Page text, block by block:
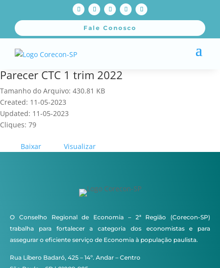
Fale Conosco
Parecer CTC 1 trim 2022
Tamanho do Arquivo: 430.81 KB
Created: 11-05-2023
Updated: 11-05-2023
Cliques: 79
Baixar Visualizar
O Conselho Regional de Economia – 2ª Região (Corecon-SP)
trabalha para fortalecer a categoria dos economistas e para
assegurar o eficiente serviço de Economia à população paulista.
Rua Líbero Badaró, 425 – 14º. Andar – Centro